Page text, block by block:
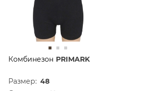
Комбинезон PRIMARK
Размер: 48